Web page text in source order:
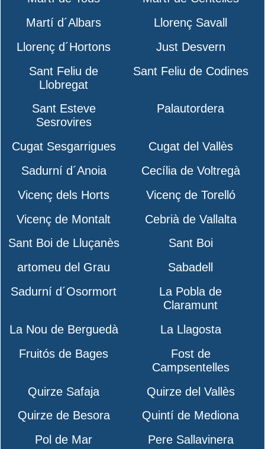
Martí d´Albars
Llorenç Savall
Llorenç d´Hortons
Just Desvern
Sant Feliu de
Llobregat
Sant Feliu de Codines
Sant Esteve
Sesrovires
Palautordera
Cugat Sesgarrigues
Cugat del Vallès
Sadurní d´Anoia
Cecília de Voltregà
Vicenç dels Horts
Vicenç de Torelló
Vicenç de Montalt
Cebrià de Vallalta
Sant Boi de Lluçanès
Sant Boi
artomeu del Grau
Sabadell
Sadurní d´Osormort
La Pobla de
Claramunt
La Nou de Berguedà
La Llagosta
Fruitós de Bages
Fost de
Campsentelles
Quirze Safaja
Quirze del Vallès
Quirze de Besora
Quintí de Mediona
Pol de Mar
Pere Sallavinera